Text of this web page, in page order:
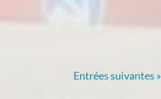
Entrées suivantes »